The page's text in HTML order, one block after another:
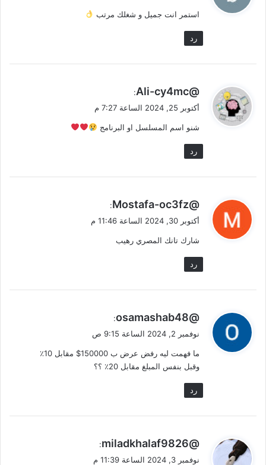
ل
استمر انت جميل و شغلك مرتب
رد
ي
ق
ل
@Ali-cy4mc
:
أكتوبر 25, 2024 الساعة 7:27 م
شنو اسم المسلسل او البرنامج
رد
ي
ق
ل
@Mostafa-oc3fz
:
أكتوبر 30, 2024 الساعة 11:46 م
شارك تانك المصري رهيب
رد
ي
ل
@osamashab48
:
نوفمبر 2, 2024 الساعة 9:15 ص
ما فهمت ليه رفض عرض ب 150000$ مقابل 10٪
وقبل بنفس المبلغ مقابل 20٪ ؟؟
رد
ي
@miladkhalaf9826
:
نوفمبر 3, 2024 الساعة 11:39 م